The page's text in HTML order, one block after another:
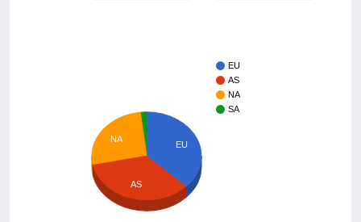
EU
AS
NA
SA
EU
NA
AS